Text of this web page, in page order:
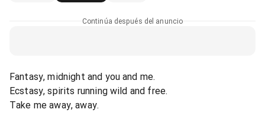
Continúa después del anuncio
Fantasy, midnight and you and me.
Ecstasy, spirits running wild and free.
Take me away, away.